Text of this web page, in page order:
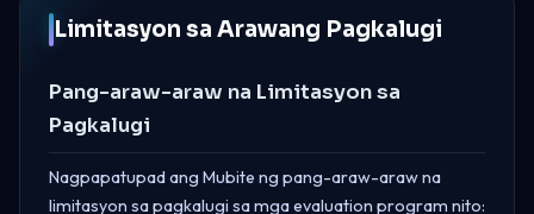
Limitasyon sa Arawang Pagkalugi
Pang-araw-araw na Limitasyon sa
Pagkalugi
Nagpapatupad ang Mubite ng pang-araw-araw na
limitasyon sa pagkalugi sa mga evaluation program nito: